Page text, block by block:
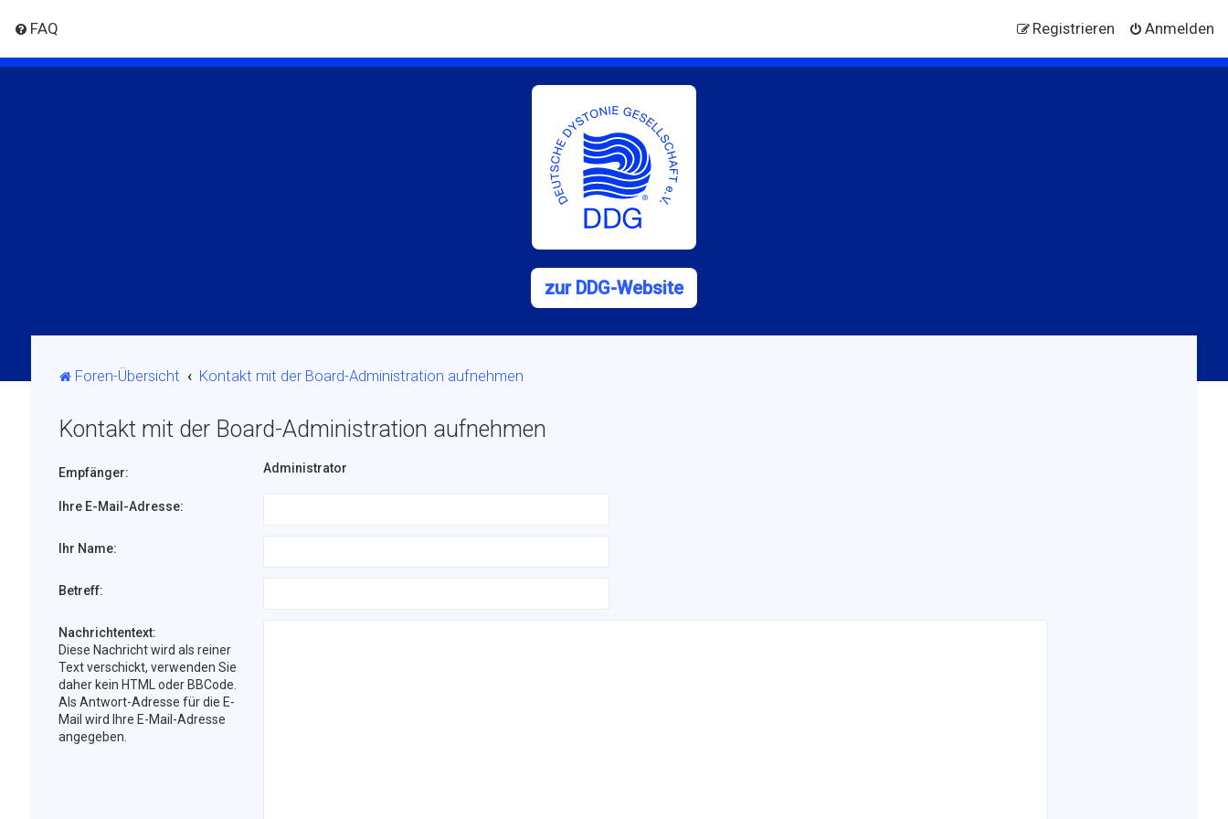
FAQ Anmelden
Registrieren
zur DDG-Website
Foren-Übersicht Kontakt mit der Board-Administration aufnehmen
Kontakt mit der Board-Administration aufnehmen
Empfänger: Administrator
Ihre E-Mail-Adresse:
Ihr Name:
Betreff:
Nachrichtentext:
Diese Nachricht wird als reiner
Text verschickt, verwenden Sie
daher kein HTML oder BBCode.
Als Antwort-Adresse für die E-
Mail wird Ihre E-Mail-Adresse
angegeben.